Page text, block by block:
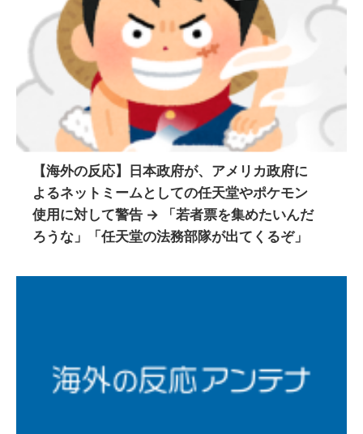
【海外の反応】日本政府が、アメリカ政府に
よるネットミームとしての任天堂やポケモン
使用に対して警告 → 「若者票を集めたいんだ
ろうな」「任天堂の法務部隊が出てくるぞ」